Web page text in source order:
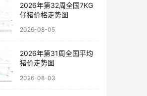
2026年第32周全国7KG
仔猪价格走势图
2026-08-05
2026年第31周全国平均
猪价走势图
2026-08-03